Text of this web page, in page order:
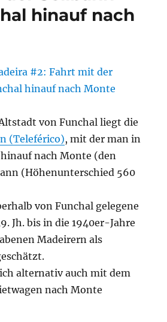
hinauf nach
von Funchal liegt die
(Teleférico), mit der man in
nach Monte (den
(Höhenunterschied 560
von Funchal gelegene
Jh. bis in die 1940er-Jahre
Madeirern als
alternativ auch mit dem
nach Monte